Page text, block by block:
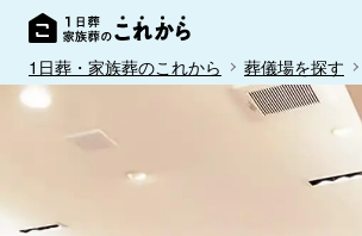
1日葬・家族葬のこれから 葬儀場を探す